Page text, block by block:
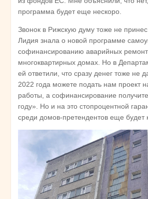
программа будет еще нескоро.
Звонок в Рижскую думу тоже не принес
Лидия знала о новой программе
софинансированию аварийных
многоквартирных домах. Но в
ей ответили, что сразу денег тоже не
2022 года можете подать нам проект
работы, а софинансирование
году». Но и на это стопроцентной
среди домов-претендентов еще будет